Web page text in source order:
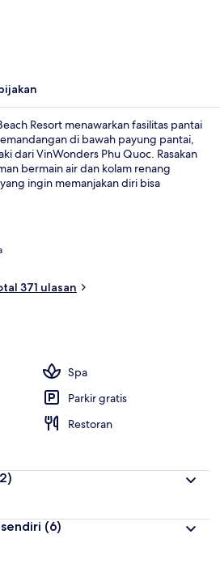
Resort menawarkan fasilitas pantai
di bawah payung pantai,
dari VinWonders Phu Quoc. Rasakan
bermain air dan kolam renang
ingin memanjakan diri bisa
salah satu 5 restoran yang
serta buka untuk makan siang dan
di resor mewah ini meliputi 3
dan bar tepi kolam renang. Traveler
kondisi keseluruhan.
371 ulasan
Spa
Parkir gratis
Restoran
(6)